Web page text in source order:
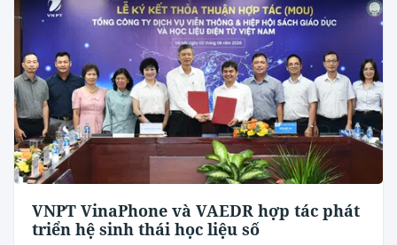
VNPT VinaPhone và VAEDR hợp tác phát
triển hệ sinh thái học liệu số